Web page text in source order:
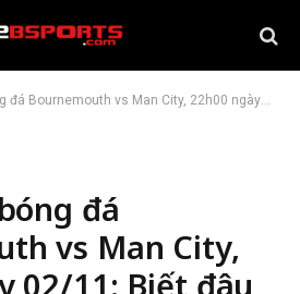
vs Man City, 22h00 ngày 02/11: Biết đâu bất ngờ
đá
vs Man City,
02/11: Biết đâu